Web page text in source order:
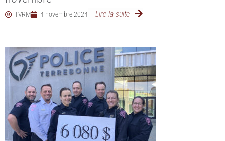
TVRM 4 novembre 2024 Lire la suite